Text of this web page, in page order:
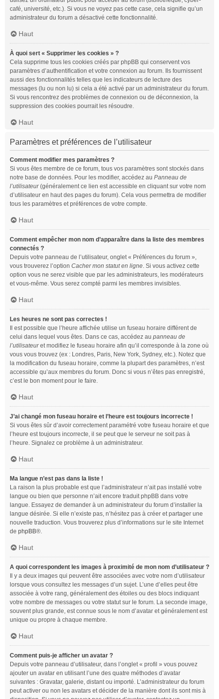
café, université, etc.). Si vous ne voyez pas cette case, cela signifie qu’un
administrateur du forum a désactivé cette fonctionnalité.
Haut
À quoi sert « Supprimer les cookies » ?
Cela supprime tous les cookies créés par phpBB qui conservent vos
paramètres d’authentification et votre connexion au forum. Ils fournissent
aussi des fonctionnalités telles que les indicateurs de lecture des
messages (lu ou non lu) si cela a été activé par un administrateur du forum.
Si vous rencontrez des problèmes de connexion ou de déconnexion, la
suppression des cookies pourrait les résoudre.
Haut
Paramètres et préférences de l’utilisateur
Comment modifier mes paramètres ?
Si vous êtes membre de ce forum, tous vos paramètres sont stockés dans
notre base de données. Pour les modifier, accédez au Panneau de
l’utilisateur(généralement ce lien est accessible en cliquant sur votre nom
d’utilisateur en haut des pages du forum). Cela vous permettra de modifier
tous les paramètres et préférences de votre compte.
Haut
Comment empêcher mon nom d’apparaître dans la liste des membres
connectés ?
Depuis votre panneau de l’utilisateur, onglet « Préférences du forum »,
vous trouverez l’option Cacher mon statut en ligne. Si vous activez cette
option vous ne serez visible que par les administrateurs, les modérateurs
et vous-même. Vous serez compté parmi les membres invisibles.
Haut
Les heures ne sont pas correctes !
Il est possible que l’heure affichée utilise un fuseau horaire différent de
celui dans lequel vous êtes. Dans ce cas, accédez au panneau de
l’utilisateuret modifiez le fuseau horaire afin qu’il corresponde à la zone où
vous vous trouvez (ex : Londres, Paris, New York, Sydney, etc.). Notez que
la modification du fuseau horaire, comme la plupart des paramètres, n’est
accessible qu’aux membres du forum. Donc si vous n’êtes pas enregistré,
c’est le bon moment pour le faire.
Haut
J’ai changé mon fuseau horaire et l’heure est toujours incorrecte !
Si vous êtes sûr d’avoir correctement paramétré votre fuseau horaire et que
l’heure est toujours incorrecte, il se peut que le serveur ne soit pas à
l’heure. Signalez ce problème à un administrateur.
Haut
Ma langue n’est pas dans la liste !
La raison la plus probable est que l’administrateur n’ait pas installé votre
langue ou bien que personne n’ait encore traduit phpBB dans votre
langue. Essayez de demander à un administrateur du forum d’installer la
langue désirée. Si elle n’existe pas, n’hésitez pas à créer et partager une
nouvelle traduction. Vous trouverez plus d’informations sur le site Internet
de phpBB®.
Haut
A quoi correspondent les images à proximité de mon nom d’utilisateur ?
Il y a deux images qui peuvent être associées avec votre nom d’utilisateur
lorsque vous consultez les messages d’un sujet. L’une d’elles peut être
associée à votre rang, généralement des étoiles ou des blocs indiquant
votre nombre de messages ou votre statut sur le forum. La seconde image,
souvent plus grande, est connue sous le nom d’avatar et généralement est
unique ou propre à chaque membre.
Haut
Comment puis-je afficher un avatar ?
Depuis votre panneau d’utilisateur, dans l’onglet « profil » vous pouvez
ajouter un avatar en utilisant l’une des quatre méthodes d’avatar
suivantes : Gravatar, galerie, distant ou importé. L’administrateur du forum
peut activer ou non les avatars et décider de la manière dont ils sont mis à